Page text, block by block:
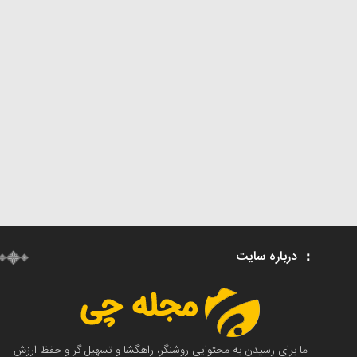
درباره سایت
ما برای رسیدن به محتوایی روشنگر، راهگشا و تسهیل گر و حفظ ارزش